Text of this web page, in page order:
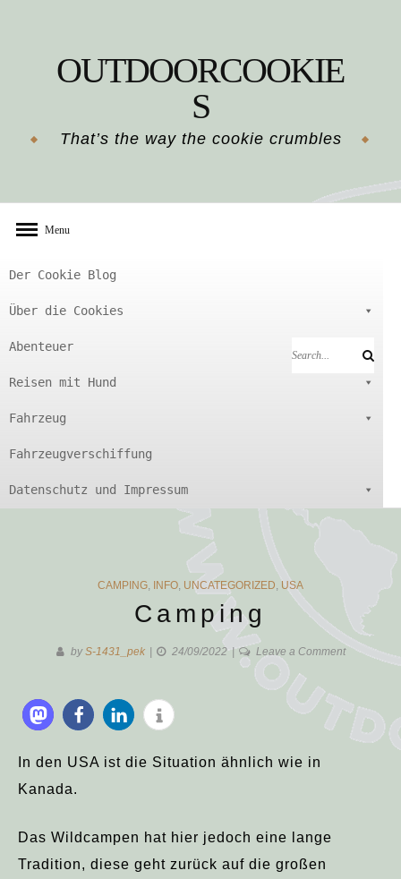
OUTDOORCOOKIE
S
That’s the way the cookie crumbles
Menu
Der Cookie Blog
Über die Cookies
Abenteuer
Reisen mit Hund
Fahrzeug
Fahrzeugverschiffung
Datenschutz und Impressum
Search
Search
CATEGORIES
CAMPING, INFO, UNCATEGORIZED, USA
Camping
byS-1431_pek 24/09/2022 Leave a Commenton
In den USA ist die Situation ähnlich wie in
Kanada.
Das Wildcampen hat hier jedoch eine lange
Tradition, diese geht zurück auf die großen